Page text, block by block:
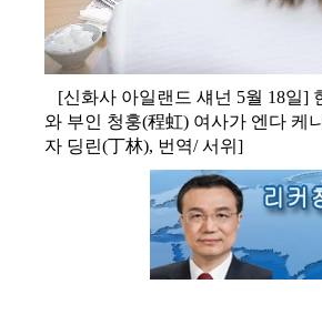
[신화사 아일랜드 섀넌 5월 18일]
와 부인 청훙(程虹) 여사가 엔다 케
자 딩린(丁林), 번역/ 서위]